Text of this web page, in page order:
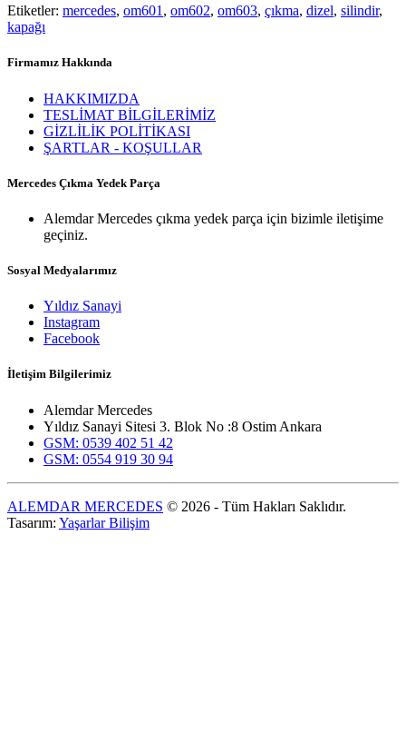
Etiketler: mercedes, om601 , om602, om603, çıkma, dizel, silindir,
kapağı
Firmamız Hakkında
HAKKIMIZDA
TESLİMAT BİLGİLERİMİZ
GİZLİLİK POLİTİKASI
ŞARTLAR - KOŞULLAR
Mercedes Çıkma Yedek Parça
Alemdar Mercedes çıkma yedek parça için bizimle iletişime
geçiniz.
Sosyal Medyalarımız
Yıldız Sanayi
Instagram
Facebook
İletişim Bilgilerimiz
Alemdar Mercedes
Yıldız Sanayi Sitesi 3. Blok No :8 Ostim Ankara
GSM: 0539 402 51 42
GSM: 0554 919 30 94
ALEMDAR MERCEDES © 2026 - Tüm Hakları Saklıdır.
Tasarım: Yaşarlar Bilişim